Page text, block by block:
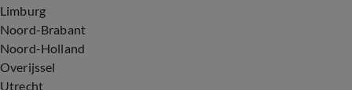
Limburg
Noord-Brabant
Noord-Holland
Overijssel
Utrecht